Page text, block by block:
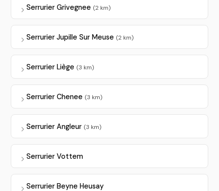
Serrurier Grivegnee (2 km)
Serrurier Jupille Sur Meuse (2 km)
Serrurier Liège (3 km)
Serrurier Chenee (3 km)
Serrurier Angleur (3 km)
Serrurier Vottem
Serrurier Beyne Heusay